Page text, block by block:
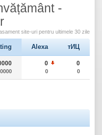
-
site-uri pentru ultimele 30 zile
Alexa тИЦ
0
0
0
0